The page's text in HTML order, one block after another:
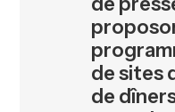
de sites
de